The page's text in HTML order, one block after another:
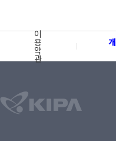
이
용
약
관